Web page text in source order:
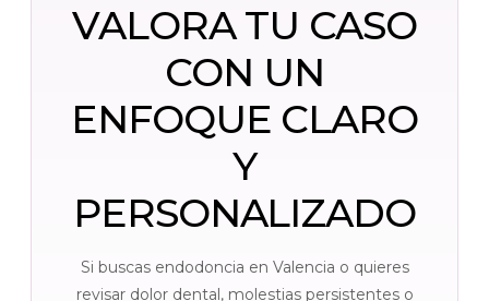
VALORA TU CASO
CON UN
ENFOQUE CLARO
Y
PERSONALIZADO
Si buscas endodoncia en Valencia o quieres
revisar dolor dental, molestias persistentes o